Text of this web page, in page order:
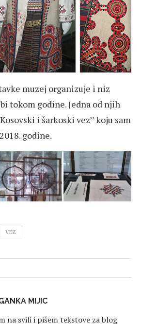
muzej organizuje i niz
tokom godine. Jedna od njih
i šarkoski vez’’ koju sam
godine.
VEZ
MIJIC
na svili i pišem tekstove za blog